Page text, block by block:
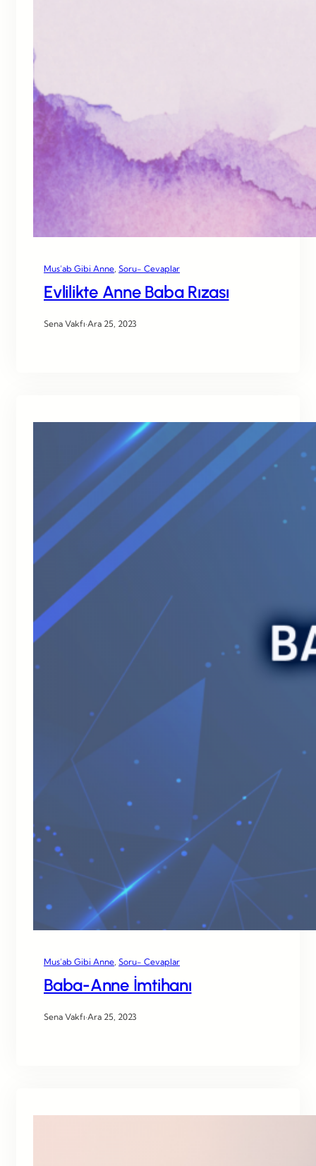
Mus’ab Gibi Anne Soru- Cevaplar
Evlilikte Anne Baba Rızası
Sena Vakfı·Ara 25, 2023
Mus’ab Gibi Anne Soru- Cevaplar
Baba-Anne İmtihanı
Sena Vakfı·Ara 25, 2023